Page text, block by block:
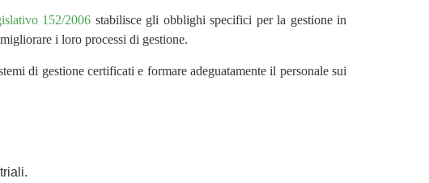
1 52/2006 stabilisce gli obblighi specifici per la gestione in
i loro processi di gestione.
di gestione certificati e formare adeguatamente il personale sui